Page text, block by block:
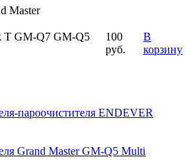
Master
T GM-Q7 GM-Q5
100
руб.
В
корзину
пароочистителя ENDEVER
Grand Master GM-Q5 Multi